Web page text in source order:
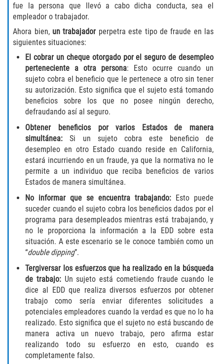
Delitos de Fraude
Fraude al Sistema de Salud
Fraude A La Compensación A los
Trabajadores
Fraude con Cheques
Fraude de Juego
Fraude de Seguro de Auto
Fraude de Tarjeta de Crédito
Fraude del Bienestar Público
Fraude Del Seguro De Desempleo
Fraude Inmobiliario
Práctica No Autorizada de la
Medicina
Delitos de Hurto
Hurto en Tiendas
Hurto Mayor de Auto
Hurto Menor
fue la persona que llevó a cabo dicha conducta, sea el
empleador o trabajador.
Ahora bien, un trabajadorperpetra este tipo de fraude en las
siguientes situaciones:
El cobrar un cheque otorgado por el seguro de desempleo
perteneciente a otra persona: Esto ocurre cuando un
sujeto cobra el beneficio que le pertenece a otro sin tener
su autorización. Esto significa que el sujeto está tomando
beneficios sobre los que no posee ningún derecho,
defraudando así al seguro.
Obtener beneficios por varios Estados de manera
simultánea: Si un sujeto cobra este beneficio de
desempleo en otro Estado cuando reside en California,
estará incurriendo en un fraude, ya que la normativa no le
permite a un individuo que reciba beneficios de varios
Estados de manera simultánea.
No informar que se encuentra trabajando: Esto puede
suceder cuando el sujeto cobra los beneficios dados por el
programa para desempleados mientras está trabajando, y
no le proporciona la información a la EDD sobre esta
situación. A este escenario se le conoce también como un
“double dipping”.
Tergiversar los esfuerzos que ha realizado en la búsqueda
de trabajo: Un sujeto está cometiendo fraude cuando le
dice al EDD que realiza diversos esfuerzos por obtener
trabajo como sería enviar diferentes solicitudes a
potenciales empleadores cuando la verdad es que no lo ha
realizado. Esto significa que el sujeto no está buscando de
manera activa un nuevo trabajo, pero afirma estar
realizando todo su esfuerzo en esto, cuando es
completamente falso.